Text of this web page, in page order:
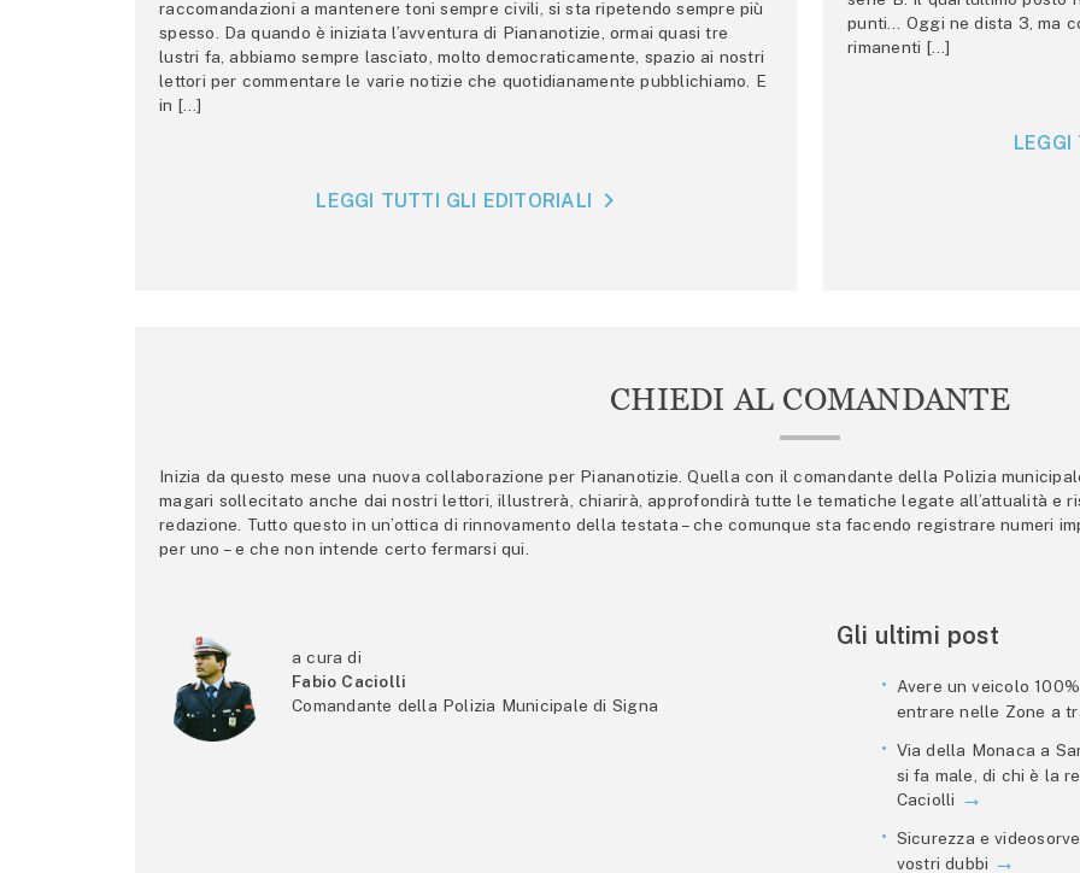
raccomandazioni a mantenere toni sempre civili, si sta ripetendo sempre più
spesso. Da quando è iniziata l’avventura di Piananotizie, ormai quasi tre
lustri fa, abbiamo sempre lasciato, molto democraticamente, spazio ai nostri
lettori per commentare le varie notizie che quotidianamente pubblichiamo. E
in […]
LEGGI TUTTI GLI EDITORIALI
punti… Oggi ne dista 3, ma
rimanenti […]
CHIEDI AL COMANDANTE
Inizia da questo mese una nuova collaborazione per Piananotizie. Quella con il comandante della Polizia
magari sollecitato anche dai nostri lettori, illustrerà, chiarirà, approfondirà tutte le tematiche legate all’attualità e
redazione. Tutto questo in un’ottica di rinnovamento della testata – che comunque sta facendo registrare numeri
per uno – e che non intende certo fermarsi qui.
a cura di
Fabio Caciolli
Comandante della Polizia Municipale di Signa
Gli ultimi post
Avere un veicolo
entrare nelle Zone a
Via della Monaca a
si fa male, di chi è la
Caciolli
Sicurezza e
vostri dubbi